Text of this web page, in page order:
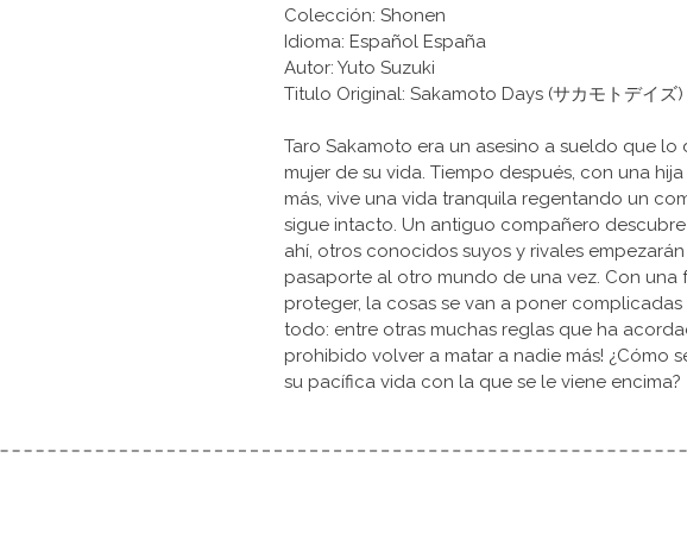
Colección: Shonen
Idioma: Español España
Autor: Yuto Suzuki
Titulo Original: Sakamoto Days (サカモトデイズ)
Taro Sakamoto era un asesino a sueldo que
mujer de su vida. Tiempo después, con una
más, vive una vida tranquila regentando un
sigue intacto. Un antiguo compañero
ahí, otros conocidos suyos y rivales
pasaporte al otro mundo de una vez. Con una
proteger, la cosas se van a poner complicadas
todo: entre otras muchas reglas que ha
prohibido volver a matar a nadie más! ¿Cómo
su pacífica vida con la que se le viene encima?